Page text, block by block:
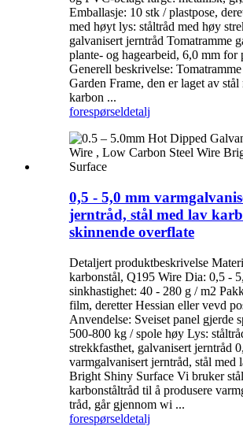
Emballasje: 10 stk / plastpose,
med høyt lys: ståltråd med høy
galvanisert jerntråd Tomatramme
plante- og hagearbeid, 6,0 mm for
Generell beskrivelse:
Garden Frame, den er laget av stål
karbon ...
forespørseldetalj
0,5 - 5,0 mm
jerntråd, stål med lav
skinnende overflate
Detaljert produktbeskrivelse
karbonstål, Q195 Wire Dia: 0,5 -
sinkhastighet: 40 - 280 g / m2
film, deretter Hessian eller vevd
Anvendelse: Sveiset panel gjerde
500-800 kg / spole høy Lys:
strekkfasthet, galvanisert jerntråd
varmgalvanisert jerntråd, stål med
Bright Shiny Surface Vi bruker
karbonståltråd til å produsere
tråd, går gjennom wi ...
forespørseldetalj